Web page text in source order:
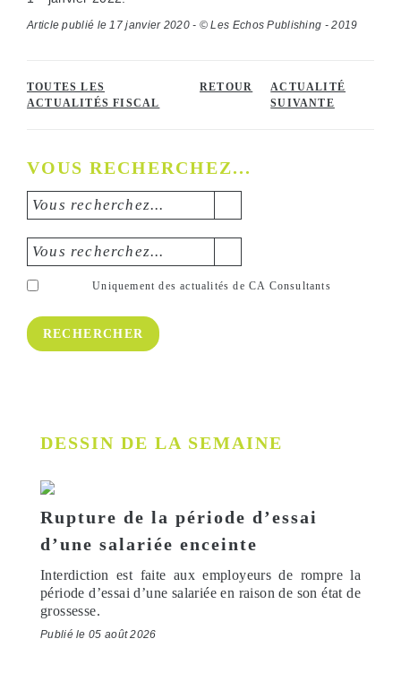
Article publié le 17 janvier 2020 - © Les Echos Publishing - 2019
TOUTES LES
ACTUALITÉS FISCAL
RETOUR
ACTUALITÉ
SUIVANTE
VOUS RECHERCHEZ...
Vous recherchez...
Vous recherchez...
Uniquement des actualités de CA Consultants
DESSIN DE LA SEMAINE
Rupture de la période d’essai
d’une salariée enceinte
Interdiction est faite aux employeurs de rompre la
période d’essai d’une salariée en raison de son état de
grossesse.
Publié le 05 août 2026